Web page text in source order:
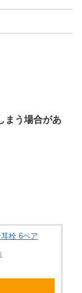
まう場合があ
栓 6ペア